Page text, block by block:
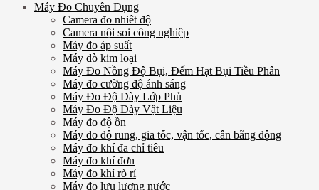
Máy Đo Chuyên Dụng
Camera đo nhiêt độ
Camera nội soi công nghiệp
Máy đo áp suất
Máy dò kim loại
Máy Đo Nồng Độ Bụi, Đếm Hạt Bụi Tiều Phân
Máy đo cường độ ánh sáng
Máy Đo Độ Dày Lớp Phủ
Máy Đo Độ Dày Vật Liệu
Máy đo độ ồn
Máy đo độ rung, gia tốc, vận tốc, cân bằng động
Máy đo khí đa chỉ tiêu
Máy đo khí đơn
Máy đo khí rò rỉ
Máy đo lưu lượng nước